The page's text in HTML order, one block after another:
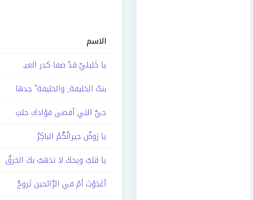
الاسم
يا خَليليّ قدْ صفا كدر العيـ
بنتُ الخليفة ِ والخليفة ُ جدها
حيَّ التي أفصى فؤادك حلتِ
يا رَوضُ جيرانُكُمُ الباكِرُ
يا قلبُ ويحكَ لا تذهبُ بكَ الخرقُ
أغَدَوْتَ أمْ في الرَّائحين تَروحُ